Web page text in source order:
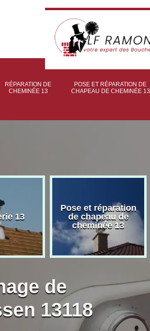
RÉPARATION DE
CHEMINÉE 13
POSE ET RÉPARATION DE
CHAPEAU DE CHEMINÉE 13
13
Pose et réparation
de chapeau de
cheminée 13
de
13118